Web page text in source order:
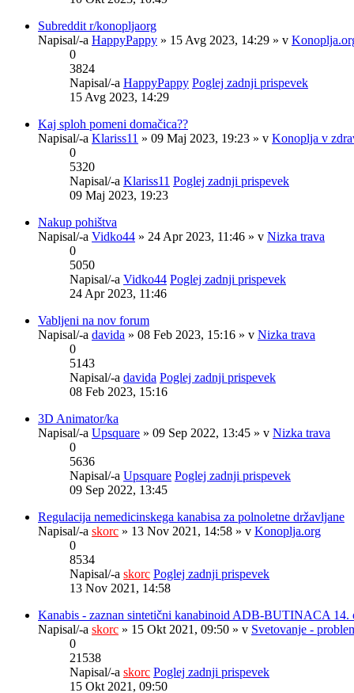
Subreddit r/konopljaorg
Napisal/-a HappyPappy » 15 Avg 2023, 14:29 » v
0
3824
Napisal/-a HappyPappy Poglej zadnji prispevek
15 Avg 2023, 14:29
Kaj sploh pomeni domačica??
Napisal/-a Klariss11 » 09 Maj 2023, 19:23 » v Konoplja v
0
5320
Napisal/-a Klariss11 Poglej zadnji prispevek
09 Maj 2023, 19:23
Nakup pohištva
Napisal/-a Vidko44 » 24 Apr 2023, 11:46 » v Nizka trava
0
5050
Napisal/-a Vidko44 Poglej zadnji prispevek
24 Apr 2023, 11:46
Vabljeni na nov forum
Napisal/-a davida » 08 Feb 2023, 15:16 » v Nizka trava
0
5143
Napisal/-a davida Poglej zadnji prispevek
08 Feb 2023, 15:16
3D Animator/ka
Napisal/-a Upsquare » 09 Sep 2022, 13:45 » v Nizka trava
0
5636
Napisal/-a Upsquare Poglej zadnji prispevek
09 Sep 2022, 13:45
Regulacija nemedicinskega kanabisa za polnoletne državljane
Napisal/-a skorc » 13 Nov 2021, 14:58 » v Konoplja.org
0
8534
Napisal/-a skorc Poglej zadnji prispevek
13 Nov 2021, 14:58
Kanabis - zaznan sintetični kanabinoid ADB-BUTINACA 14.
Napisal/-a skorc » 15 Okt 2021, 09:50 » v Svetovanje -
0
21538
Napisal/-a skorc Poglej zadnji prispevek
15 Okt 2021, 09:50